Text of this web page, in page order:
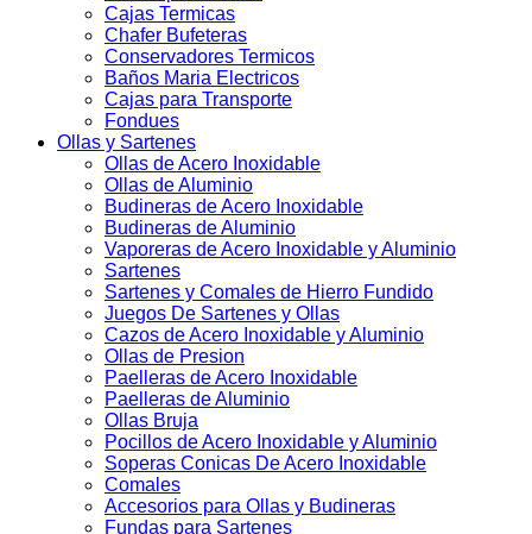
Cajas Termicas
Chafer Bufeteras
Conservadores Termicos
Baños Maria Electricos
Cajas para Transporte
Fondues
Ollas y Sartenes
Ollas de Acero Inoxidable
Ollas de Aluminio
Budineras de Acero Inoxidable
Budineras de Aluminio
Vaporeras de Acero Inoxidable y Aluminio
Sartenes
Sartenes y Comales de Hierro Fundido
Juegos De Sartenes y Ollas
Cazos de Acero Inoxidable y Aluminio
Ollas de Presion
Paelleras de Acero Inoxidable
Paelleras de Aluminio
Ollas Bruja
Pocillos de Acero Inoxidable y Aluminio
Soperas Conicas De Acero Inoxidable
Comales
Accesorios para Ollas y Budineras
Fundas para Sartenes